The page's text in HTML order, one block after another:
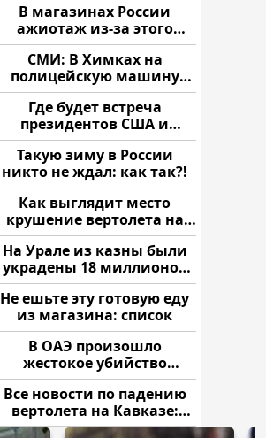
В магазинах России
ажиотаж из-за этого
продукта: что купить?
СМИ: В Химках на
полицейскую машину
напали и подожгли.
Где будет встреча
президентов США и
России: Европа?
Такую зиму в России
никто не ждал: как так?!
Как выглядит место
крушение вертолета на
Кавказе: смотреть
На Урале из казны были
украдены 18 миллионов
рублей
Не ешьте эту готовую еду
из магазина: список
В ОАЭ произошло
жестокое убийство
криптомиллионера
Все новости по падению
вертолета на Кавказе:
читать здесь